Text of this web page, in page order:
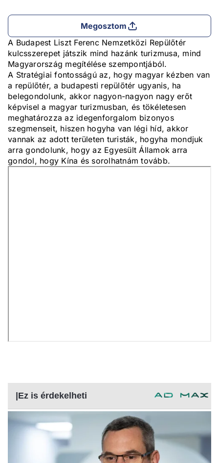
Megosztom
A Budapest Liszt Ferenc Nemzetközi Repülőtér
kulcsszerepet játszik mind hazánk turizmusa, mind
Magyarország megítélése szempontjából.
A Stratégiai fontosságú az, hogy magyar kézben van
a repülőtér, a budapesti repülőtér ugyanis, ha
belegondolunk, akkor nagyon-nagyon nagy erőt
képvisel a magyar turizmusban, és tökéletesen
meghatározza az idegenforgalom bizonyos
szegmenseit, hiszen hogyha van légi híd, akkor
vannak az adott területen turisták, hogyha mondjuk
arra gondolunk, hogy az Egyesült Államok arra
gondol, hogy Kína és sorolhatnám tovább.